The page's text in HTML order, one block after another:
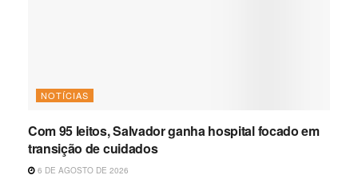
NOTÍCIAS
Com 95 leitos, Salvador ganha hospital focado em
transição de cuidados
6 DE AGOSTO DE 2026